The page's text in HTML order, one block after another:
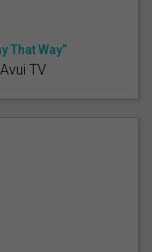
That Way”
TV